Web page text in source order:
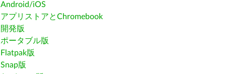
Android/iOS
アプリストアとChromebook
開発版
ポータブル版
Flatpak版
Snap版